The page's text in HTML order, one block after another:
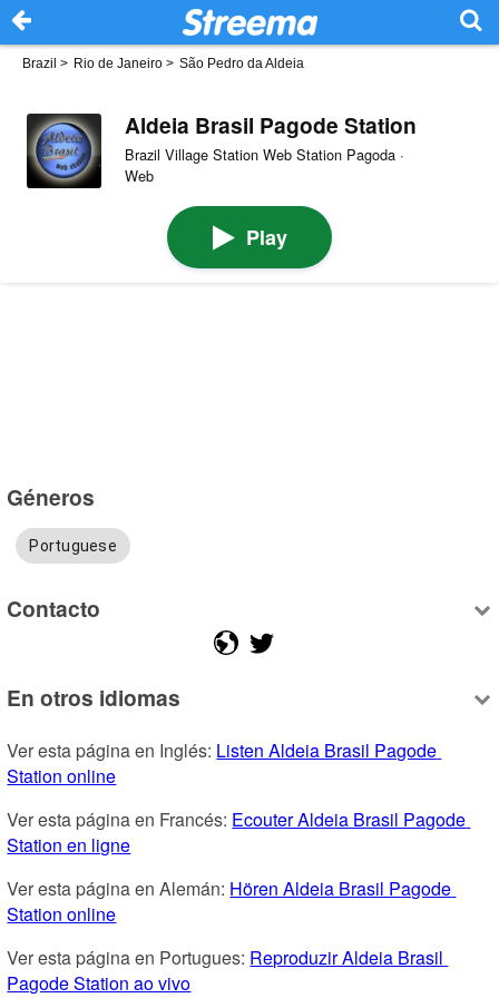
Brazil > Rio de Janeiro > São Pedro da Aldeia
Aldeia Brasil Pagode Station
Brazil Village Station Web Station Pagoda ·
Web
Play
Géneros
Portuguese
Contacto
En otros idiomas
Ver esta página en Inglés: Listen Aldeia Brasil Pagode
Station online
Ver esta página en Francés: Ecouter Aldeia Brasil Pagode
Station en ligne
Ver esta página en Alemán: Hören Aldeia Brasil Pagode
Station online
Ver esta página en Portugues: Reproduzir Aldeia Brasil
Pagode Station ao vivo